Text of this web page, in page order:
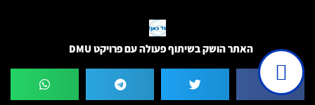
האתר הושק בשיתוף פעולה עם פרויקט DMU